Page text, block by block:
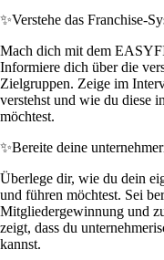
✨Verstehe das Franchise-
Mach dich mit dem
Informiere dich über die
Zielgruppen. Zeige im
verstehst und wie du diese
möchtest.
✨Bereite deine
Überlege dir, wie du dein
und führen möchtest. Sei
Mitgliedergewinnung und
zeigt, dass du
kannst.